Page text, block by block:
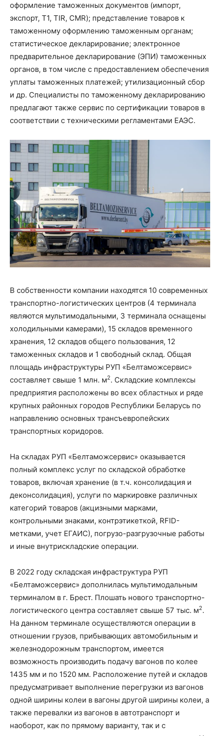
оформление таможенных документов (импорт,
экспорт, Т1, TIR, CMR); представление товаров к
таможенному оформлению таможенным органам;
статистическое декларирование; электронное
предварительное декларирование (ЭПИ) таможенных
органов, в том числе с предоставлением обеспечения
уплаты таможенных платежей; утилизационный сбор
и др. Специалисты по таможенному декларированию
предлагают также сервис по сертификации товаров в
соответствии с техническими регламентами ЕАЭС.
В собственности компании находятся 10 современных
транспортно-логистических центров (4 терминала
являются мультимодальными, 3 терминала оснащены
холодильными камерами), 15 складов временного
хранения, 12 складов общего пользования, 12
таможенных складов и 1 свободный склад. Общая
площадь инфраструктуры РУП «Белтаможсервис»
составляет свыше 1 млн. м2. Складские комплексы
предприятия расположены во всех областных и ряде
крупных районных городов Республики Беларусь по
направлению основных трансъевропейских
транспортных коридоров.
На складах РУП «Белтаможсервис» оказывается
полный комплекс услуг по складской обработке
товаров, включая хранение (в т.ч. консолидация и
деконсолидация), услуги по маркировке различных
категорий товаров (акцизными марками,
контрольными знаками, контрэтикеткой, RFID-
метками, учет ЕГАИС), погрузо-разгрузочные работы
и иные внутрискладские операции.
В 2022 году складская инфраструктура РУП
«Белтаможсервис» дополнилась мультимодальным
терминалом в г. Брест. Плошать нового транспортно-
логистического центра составляет свыше 57 тыс. м2.
На данном терминале осуществляются операции в
отношении грузов, прибывающих автомобильным и
железнодорожным транспортом, имеется
возможность производить подачу вагонов по колее
1435 мм и по 1520 мм. Расположение путей и складов
предусматривает выполнение перегрузки из вагонов
одной ширины колеи в вагоны другой ширины колеи, а
также перевалки из вагонов в автотранспорт и
наоборот, как по прямому варианту, так и с